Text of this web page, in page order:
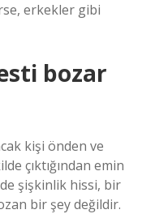
erkekler gibi
bozar
kişi önden ve
çıktığından emin
şişkinlik hissi, bir
bir şey değildir.